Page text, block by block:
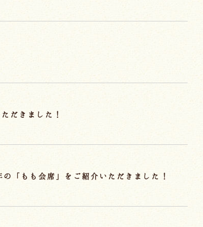
だきました！
「もも会席」をご紹介いただきました！